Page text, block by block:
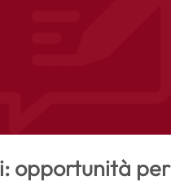
opportunità per